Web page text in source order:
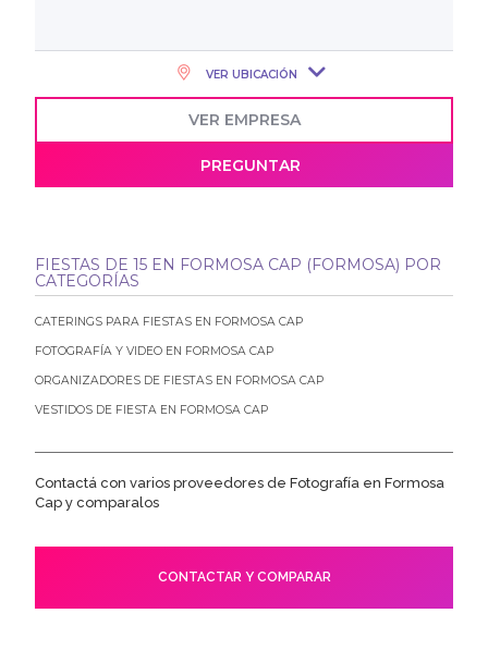
VER UBICACIÓN
VER EMPRESA
PREGUNTAR
FIESTAS DE 15 EN FORMOSA CAP (FORMOSA) POR
CATEGORÍAS
CATERINGS PARA FIESTAS EN FORMOSA CAP
FOTOGRAFÍA Y VIDEO EN FORMOSA CAP
ORGANIZADORES DE FIESTAS EN FORMOSA CAP
VESTIDOS DE FIESTA EN FORMOSA CAP
Contactá con varios proveedores de Fotografía en Formosa
Cap y comparalos
CONTACTAR Y COMPARAR